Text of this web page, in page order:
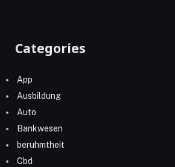
Categories
App
Ausbildung
Auto
Bankwesen
beruhmtheit
Cbd